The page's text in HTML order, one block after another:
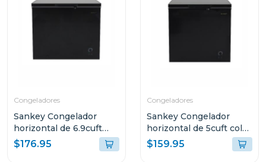
Congeladores
Sankey Congelador
horizontal de 6.9cuft
color negro rfc791
$176.95
Congeladores
Sankey Congelador
horizontal de 5cuft color
negro rfc591
$159.95